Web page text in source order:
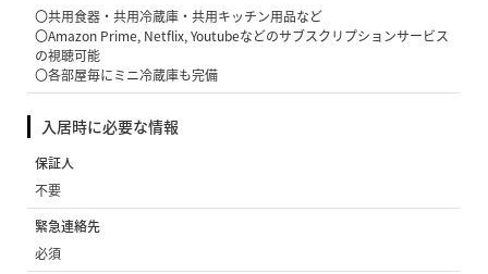
〇共用食器・共用冷蔵庫・共用キッチン用品など
〇Amazon Prime, Netflix, Youtubeなどのサブスクリプションサービス
の視聴可能
〇各部屋毎にミニ冷蔵庫も完備
入居時に必要な情報
保証人
不要
緊急連絡先
必須